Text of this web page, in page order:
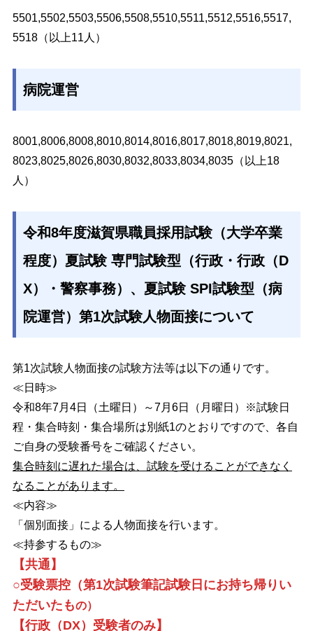
5501,5502,5503,5506,5508,5510,5511,5512,5516,5517,
5518 （以上11人）
病院運営
8001,8006,8008,8010,8014,8016,8017,8018,8019,8021,
8023,8025,8026,8030,8032,8033,8034,8035（以上18
人）
令和8年度滋賀県職員採用試験（大学卒業
程度）夏試験 専門試験型（行政・行政（D
X）・警察事務）、夏試験 SPI試験型（病
院運営）第1次試験人物面接について
第1次試験人物面接の試験方法等は以下の通りです。
≪日時≫
令和8年7月4日（土曜日）～7月6日（月曜日）※試験日
程・集合時刻・集合場所は別紙1のとおりですので、各自
ご自身の受験番号をご確認ください。
集合時刻に遅れた場合は、試験を受けることができなく
なることがあります。
≪内容≫
「個別面接」による人物面接を行います。
≪持参するもの≫
【共通】
○受験票控（第1次試験筆記試験日にお持ち帰りい
ただいたもの）
【行政（DX）受験者のみ】